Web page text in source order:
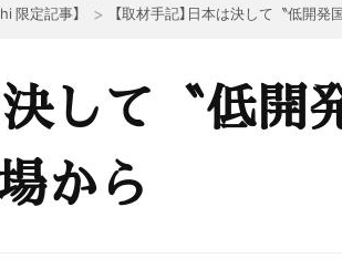
限定記事】 【取材手記】日本は決して〝低開
決して〝低
から